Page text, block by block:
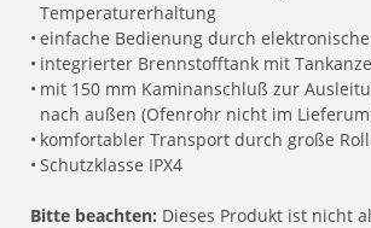
Temperaturerhaltung
• einfache Bedienung durch
• integrierter Brennstofftank mit
• mit 150 mm Kaminanschluß zur
nach außen (Ofenrohr nicht im
• komfortabler Transport durch große
• Schutzklasse IPX4
Bitte beachten: Dieses Produkt ist nicht